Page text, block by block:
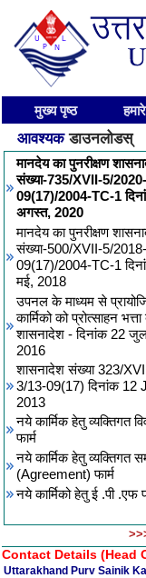
मुख्य पृष्ठ
आवश्यकडाउनलोडस्
मानदेय का पुनरीक्षण
संख्या-735/XVII-5/2020-
09(17)/2004-TC-1
अगस्त, 2020
मानदेय का पुनरीक्षण
संख्या-500/XVII-5/2018-
09(17)/2004-TC-1
मई, 2018
उपनल के माध्यम से
कार्मिको को प्रोत्साहन
शासनादेश - दिनांक 22
2016
शासनादेश संख्या 323/
3/13-09(17) दिनांक 12
2013
नये कार्मिक हेतु व्यक्तिगत
फार्म
नये कार्मिक हेतु व्यक्तिगत
(Agreement) फार्म
नये कार्मिको हेतु ई .पी .एफ
Contact Details (Head
Uttarakhand Purv Sainik